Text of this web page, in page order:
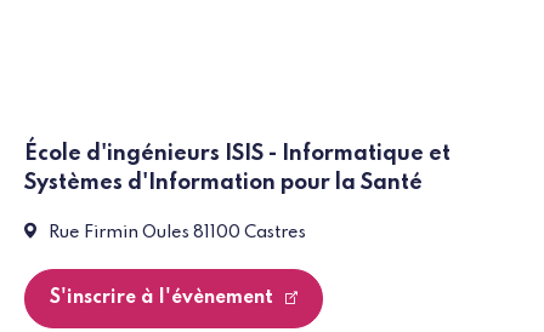
École d'ingénieurs ISIS - Informatique et
Systèmes d'Information pour la Santé
Event:Rue Firmin Oules 81100 Castres
S'inscrire à l'évènement